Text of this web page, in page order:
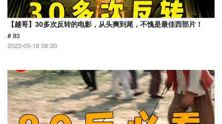
【越哥】30多次反转的电影，从头爽到尾，不愧是最佳西部片！
# 83
2022-05-18 08:30